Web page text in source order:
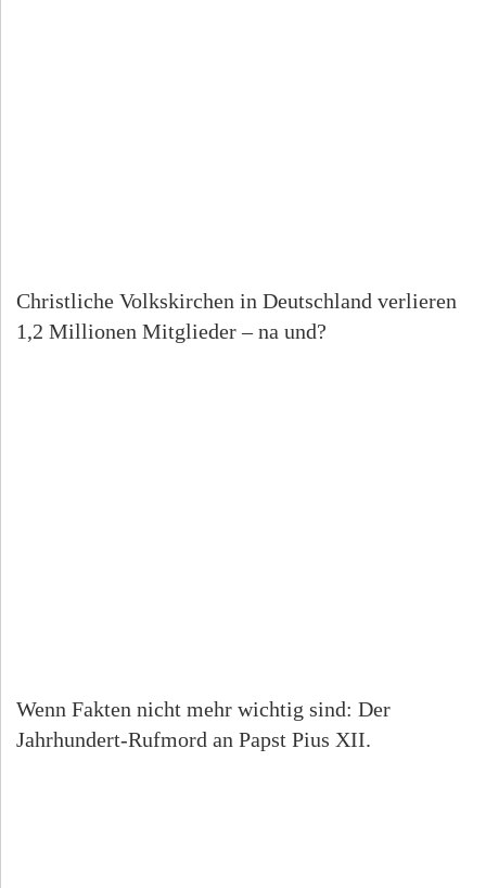
Christliche Volkskirchen in Deutschland verlieren
1,2 Millionen Mitglieder – na und?
Wenn Fakten nicht mehr wichtig sind: Der
Jahrhundert-Rufmord an Papst Pius XII.